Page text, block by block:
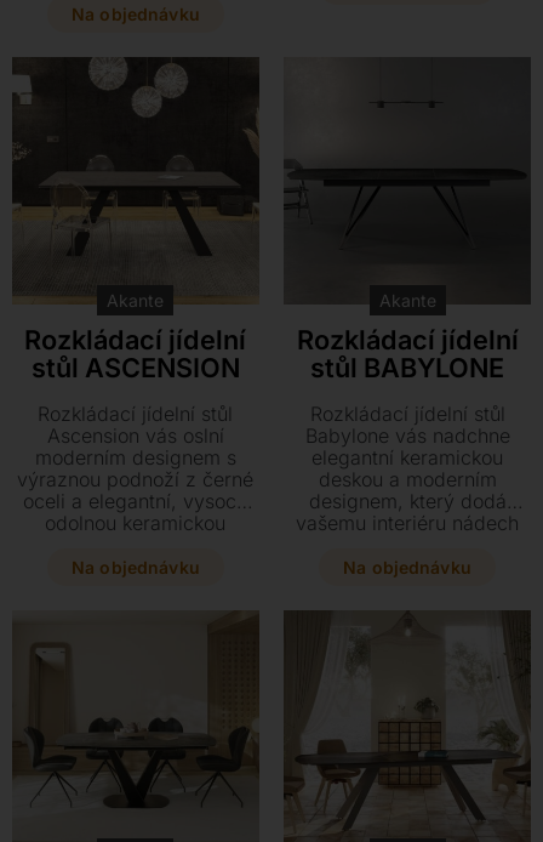
odstínů se tento elegantní
přizpůsobí každému
modernímu interiéru.
Na objednávku
snadnou údržbu.
Akante
Rozkládací jídelní
stůl ASCENSION
Rozkládací jídelní stůl
Ascension vás oslní
moderním designem s
výraznou podnoží z černé
oceli a elegantní, vysoce
odolnou keramickou
integrovaným rozkladům
každou rodinnou sešlost či
z mnoha stylových odstínů
stabilitu.
Na objednávku
Akante
Rozkládací jídelní
stůl BABYLONE
Rozkládací jídelní stůl
Babylone vás nadchne
elegantní keramickou
deskou a moderním
designem, který dodá
vašemu interiéru nádech
praktickému mechanismu
podnoži získáte stylové a
flexibilní řešení pro každou
příležitost. Vyberte si z
mnoha odstínů keramiky a
několika dostupných
rozměrů ten pravý kousek
pro váš domov.
Na objednávku